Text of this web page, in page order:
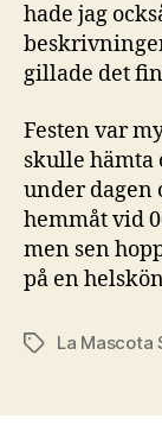
hade jag
gillade det
Festen var
skulle hämta
under dagen
hemmåt vid
men sen
på en
EtiketterLa Mascota